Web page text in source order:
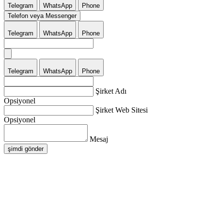
Telegram WhatsApp
Phone
Telefon veya Messenger
Telegram WhatsApp Phone
Telegram WhatsApp Phone
Şirket Adı
Opsiyonel
Şirket Web Sitesi
Opsiyonel
Mesaj
şimdi gönder